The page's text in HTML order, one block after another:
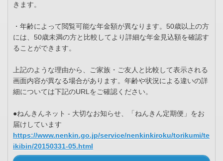
きます。
・年齢によって閲覧可能な年金額が異なります。50歳以上の方
には、50歳未満の方と比較してより詳細な年金見込額を確認す
ることができます。
上記のような理由から、ご家族・ご友人と比較して表示される
画面内容が異なる場合があります。年齢や状況による違いの詳
細については下記のURLをご確認ください。
●ねんきんネット - 大切なお知らせ、「ねんきん定期便」をお
届けしています
https://www.nenkin.go.jp/service/nenkinkiroku/torikumi/te
ikibin/20150331-05.html